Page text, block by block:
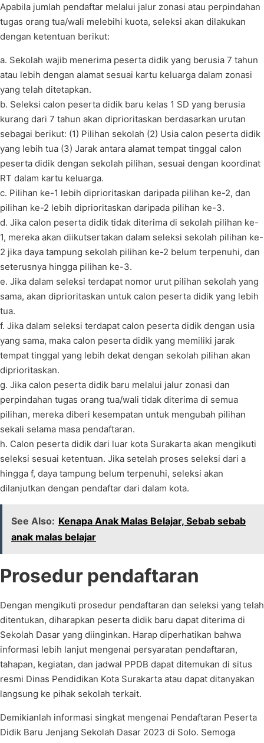
Apabila jumlah pendaftar melalui jalur zonasi atau perpindahan
tugas orang tua/wali melebihi kuota, seleksi akan dilakukan
dengan ketentuan berikut:
a. Sekolah wajib menerima peserta didik yang berusia 7 tahun
atau lebih dengan alamat sesuai kartu keluarga dalam zonasi
yang telah ditetapkan.
b. Seleksi calon peserta didik baru kelas 1 SD yang berusia
kurang dari 7 tahun akan diprioritaskan berdasarkan urutan
sebagai berikut: (1) Pilihan sekolah (2) Usia calon peserta didik
yang lebih tua (3) Jarak antara alamat tempat tinggal calon
peserta didik dengan sekolah pilihan, sesuai dengan koordinat
RT dalam kartu keluarga.
c. Pilihan ke-1 lebih diprioritaskan daripada pilihan ke-2, dan
pilihan ke-2 lebih diprioritaskan daripada pilihan ke-3.
d. Jika calon peserta didik tidak diterima di sekolah pilihan ke-
1, mereka akan diikutsertakan dalam seleksi sekolah pilihan ke-
2 jika daya tampung sekolah pilihan ke-2 belum terpenuhi, dan
seterusnya hingga pilihan ke-3.
e. Jika dalam seleksi terdapat nomor urut pilihan sekolah yang
sama, akan diprioritaskan untuk calon peserta didik yang lebih
tua.
f. Jika dalam seleksi terdapat calon peserta didik dengan usia
yang sama, maka calon peserta didik yang memiliki jarak
tempat tinggal yang lebih dekat dengan sekolah pilihan akan
diprioritaskan.
g. Jika calon peserta didik baru melalui jalur zonasi dan
perpindahan tugas orang tua/wali tidak diterima di semua
pilihan, mereka diberi kesempatan untuk mengubah pilihan
sekali selama masa pendaftaran.
h. Calon peserta didik dari luar kota Surakarta akan mengikuti
seleksi sesuai ketentuan. Jika setelah proses seleksi dari a
hingga f, daya tampung belum terpenuhi, seleksi akan
dilanjutkan dengan pendaftar dari dalam kota.
See Also: Kenapa Anak Malas Belajar, Sebab sebab
anak malas belajar
Prosedur pendaftaran
Dengan mengikuti prosedur pendaftaran dan seleksi yang telah
ditentukan, diharapkan peserta didik baru dapat diterima di
Sekolah Dasar yang diinginkan. Harap diperhatikan bahwa
informasi lebih lanjut mengenai persyaratan pendaftaran,
tahapan, kegiatan, dan jadwal PPDB dapat ditemukan di situs
resmi Dinas Pendidikan Kota Surakarta atau dapat ditanyakan
langsung ke pihak sekolah terkait.
Demikianlah informasi singkat mengenai Pendaftaran Peserta
Didik Baru Jenjang Sekolah Dasar 2023 di Solo. Semoga